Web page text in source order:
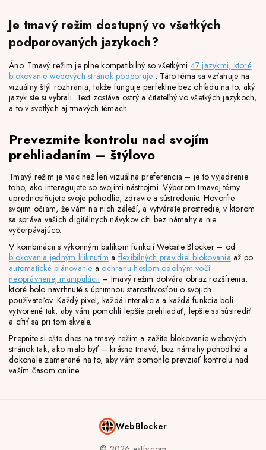
Je tmavý režim dostupný vo všetkých
podporovaných jazykoch?
Áno. Tmavý režim je plne kompatibilný so všetkými 47 jazykmi, ktoré
blokovanie webových stránok podporuje . Táto téma sa vzťahuje na
vizuálny štýl rozhrania, takže funguje perfektne bez ohľadu na to, aký
jazyk ste si vybrali. Text zostáva ostrý a čitateľný vo všetkých jazykoch,
a to v svetlých aj tmavých témach.
Prevezmite kontrolu nad svojím
prehliadaním – štýlovo
Tmavý režim je viac než len vizuálna preferencia – je to vyjadrenie
toho, ako interagujete so svojimi nástrojmi. Výberom tmavej témy
uprednostňujete svoje pohodlie, zdravie a sústredenie. Hovoríte
svojim očiam, že vám na nich záleží, a vytvárate prostredie, v ktorom
sa správa vašich digitálnych návykov cíti bez námahy a nie
vyčerpávajúco.
V kombinácii s výkonným balíkom funkcií Website Blocker – od
blokovania jedným kliknutím a flexibilných pravidiel blokovania až po
automatické plánovanie a ochranu heslom odolným voči
neoprávnenej manipulácii – tmavý režim dotvára obraz rozšírenia,
ktoré bolo navrhnuté s úprimnou starostlivosťou o svojich
používateľov. Každý pixel, každá interakcia a každá funkcia boli
vytvorené tak, aby vám pomohli lepšie prehliadať, lepšie sa sústrediť
a cítiť sa pri tom skvele.
Prepnite si ešte dnes na tmavý režim a zažite blokovanie webových
stránok tak, ako malo byť – krásne tmavé, bez námahy pohodlné a
dokonale zamerané na to, aby vám pomohlo prevziať kontrolu nad
vaším časom online.
WebBlocker